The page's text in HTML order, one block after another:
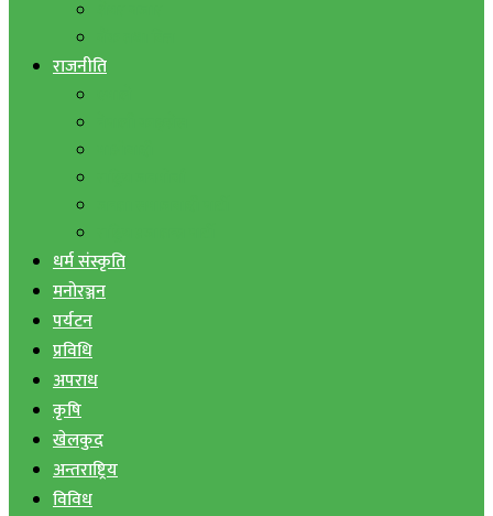
राजनीति
धर्म संस्कृति
मनोरञ्जन
पर्यटन
प्रविधि
अपराध
कृषि
खेलकुद
अन्तराष्ट्रिय
विविध